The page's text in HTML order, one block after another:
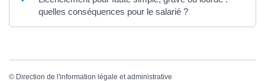
quelles conséquences pour le salarié ?
© Direction de l'information légale et administrative